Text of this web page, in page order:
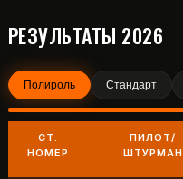
РЕЗУЛЬТАТЫ 2026
Полироль Стандарт
СТ.
НОМЕР
ПИЛОТ/
ШТУРМАН